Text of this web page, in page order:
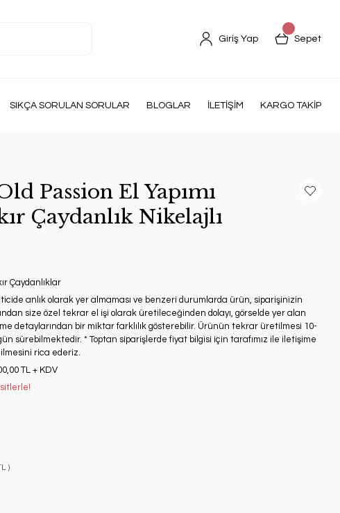
Giriş Yap Sepet
SIKÇA SORULAN SORULAR BLOGLAR İLETİŞİM KARGO TAKİP
Passion El Yapımı
Çaydanlık Nikelajlı
Çaydanlıklar
anlık olarak yer almaması ve benzeri durumlarda ürün, siparişinizin
size özel tekrar el işi olarak üretileceğinden dolayı, görselde yer alan
detaylarından bir miktar farklılık gösterebilir. Ürünün tekrar üretilmesi 10-
sürebilmektedir. * Toptan siparişlerde fiyat bilgisi için tarafımız ile iletişime
rica ederiz.
TL + KDV
)